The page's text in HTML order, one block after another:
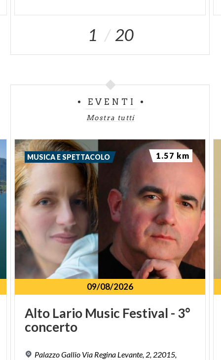
1 20
EVENTI
Mostra tutti
09/08/2026
Alto Lario Music Festival - 3°
concerto
Palazzo Gallio Via Regina Levante, 2, 22015,
MUSICA E SPETTACOLO 1.57 km